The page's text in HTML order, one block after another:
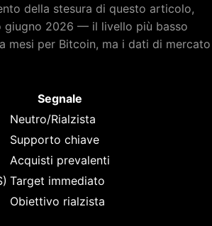
della stesura di questo articolo,
giugno 2026 — il livello più basso
mesi per Bitcoin, ma i dati di mercato
Segnale
Neutro/Rialzista
Supporto chiave
Acquisti prevalenti
Target immediato
Obiettivo rialzista